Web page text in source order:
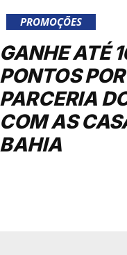
PROMOÇÕES
GANHE ATÉ
PONTOS
PARCERIA
COM AS
BAHIA